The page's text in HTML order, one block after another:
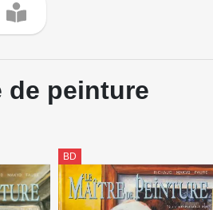
de peinture
BD